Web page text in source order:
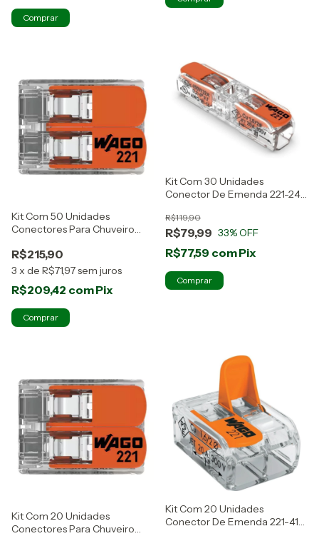
Kit Com 50 Unidades
Conectores Para Chuveiro
R$215,90
3 x de R$71,97sem juros
R$209,42 comPix
Kit Com 30 Unidades
Conector De Emenda 221-2411
R$79,99
R$119,90
33% OFF
R$77,59 comPix
Kit Com 20 Unidades
Conectores Para Chuveiro
Kit Com 20 Unidades
Conector De Emenda 221-412